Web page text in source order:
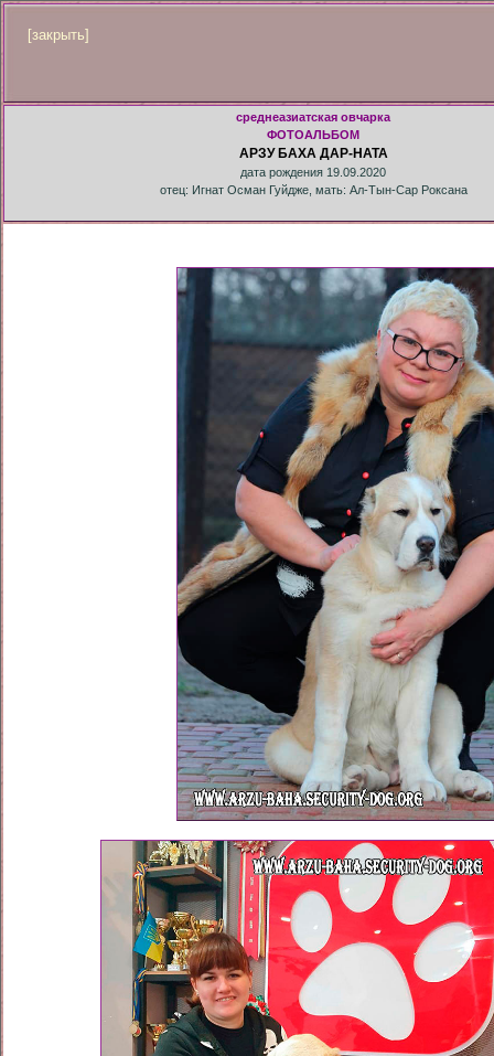
[закрыть]
среднеазиатская овчарка
ФОТОАЛЬБОМ
АРЗУ БАХА ДАР-НАТА
дата рождения 19.09.2020
отец: Игнат Осман Гуйдже, мать: Ал-Тын-Сар Роксана